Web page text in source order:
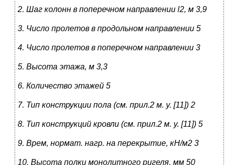
2. Шаг колонн в поперечном направлении l2, м 3,9
3. Число пролетов в продольном направлении 5
4. Число пролетов в поперечном направлении 3
5. Высота этажа, м 3,3
6. Количество этажей 5
7. Тип конструкции пола (см. прил.2 м. у. [11]) 2
8. Тип конструкций кровли (см. прил.2 м. у. [11]) 5
9. Врем, нормат. нагр. на перекрытие, кН/м2 3
10. Высота полки монолитного ригеля, мм 50